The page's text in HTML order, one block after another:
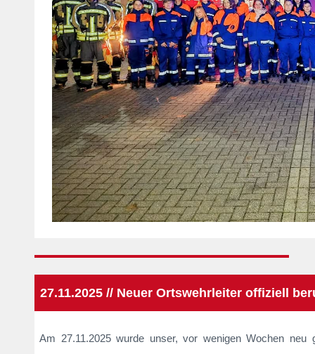
27.11.2025 // Neuer Ortswehrleiter offiziell
Am 27.11.2025 wurde unser, vor wenigen Wochen neu